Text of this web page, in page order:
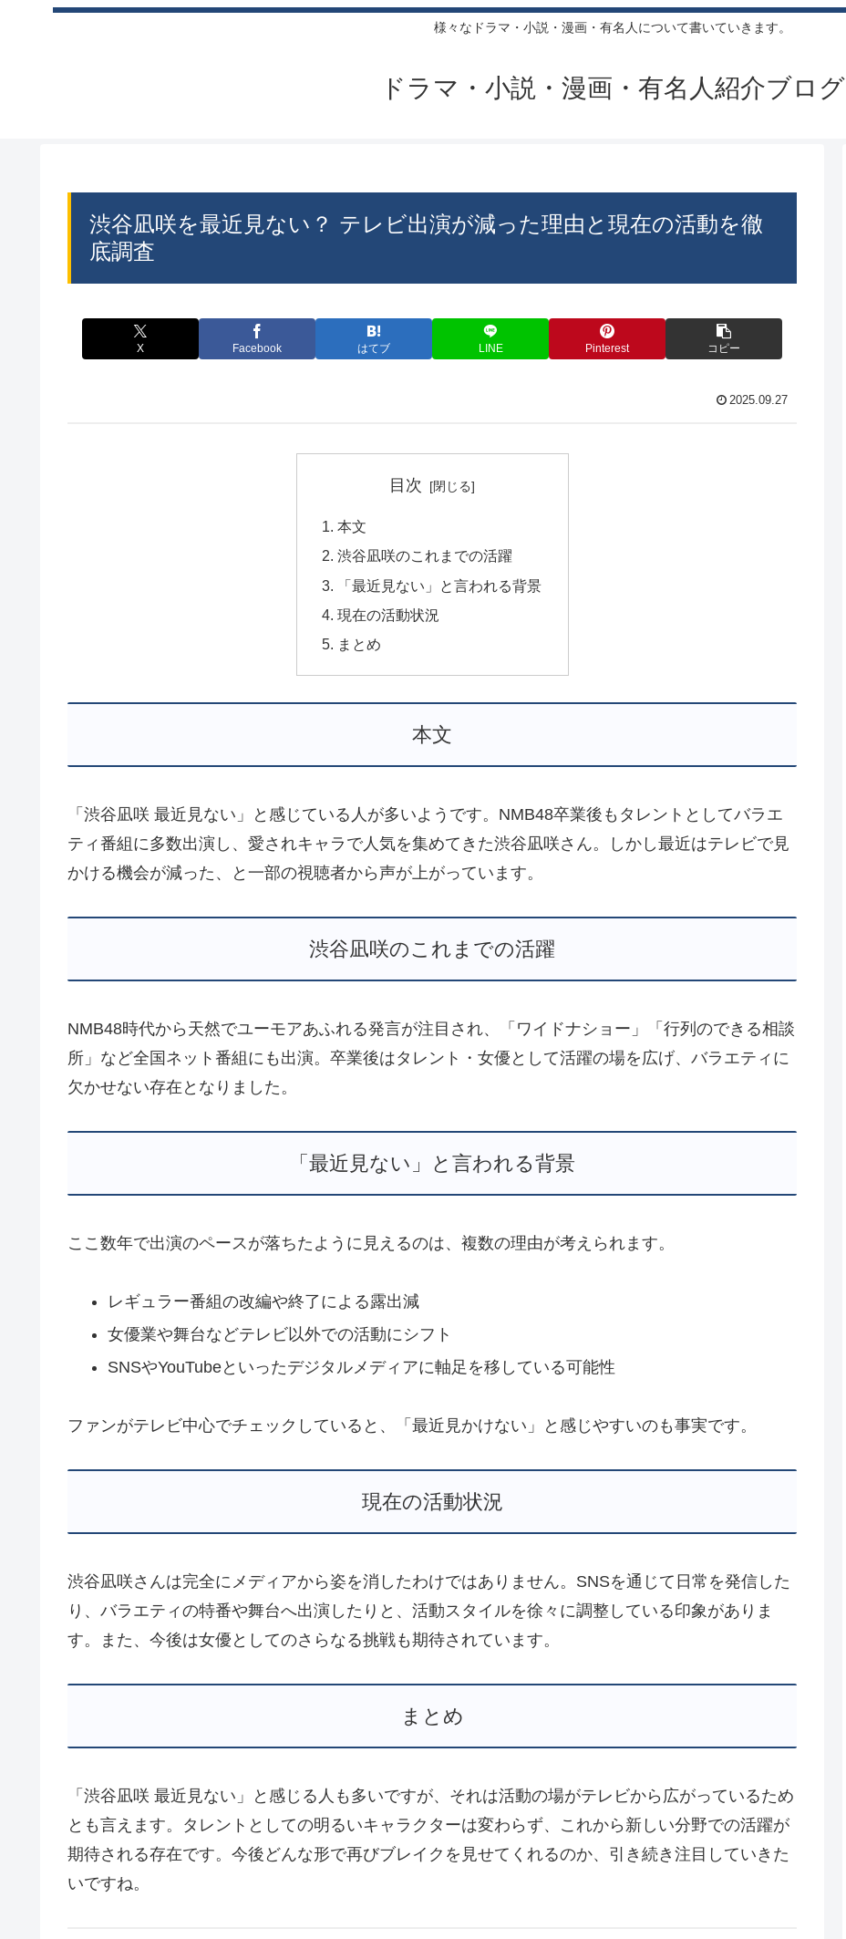
様々なドラマ・小説・漫画・有名人について書いていきます。
ドラマ・小説・漫画・有名人紹介ブログ
渋谷凪咲を最近見ない？ テレビ出演が減った理由と現在の活動を徹
底調査
X Facebook はてブ LINE Pinterest コピー
2025.09.27
目次
本文
渋谷凪咲のこれまでの活躍
「最近見ない」と言われる背景
現在の活動状況
まとめ
本文
「渋谷凪咲 最近見ない」と感じている人が多いようです。NMB48卒業後もタレントとしてバラエ
ティ番組に多数出演し、愛されキャラで人気を集めてきた渋谷凪咲さん。しかし最近はテレビで見
かける機会が減った、と一部の視聴者から声が上がっています。
渋谷凪咲のこれまでの活躍
NMB48時代から天然でユーモアあふれる発言が注目され、「ワイドナショー」「行列のできる相談
所」など全国ネット番組にも出演。卒業後はタレント・女優として活躍の場を広げ、バラエティに
欠かせない存在となりました。
「最近見ない」と言われる背景
ここ数年で出演のペースが落ちたように見えるのは、複数の理由が考えられます。
レギュラー番組の改編や終了による露出減
女優業や舞台などテレビ以外での活動にシフト
SNSやYouTubeといったデジタルメディアに軸足を移している可能性
ファンがテレビ中心でチェックしていると、「最近見かけない」と感じやすいのも事実です。
現在の活動状況
渋谷凪咲さんは完全にメディアから姿を消したわけではありません。SNSを通じて日常を発信した
り、バラエティの特番や舞台へ出演したりと、活動スタイルを徐々に調整している印象がありま
す。また、今後は女優としてのさらなる挑戦も期待されています。
まとめ
「渋谷凪咲 最近見ない」と感じる人も多いですが、それは活動の場がテレビから広がっているため
とも言えます。タレントとしての明るいキャラクターは変わらず、これから新しい分野での活躍が
期待される存在です。今後どんな形で再びブレイクを見せてくれるのか、引き続き注目していきた
いですね。